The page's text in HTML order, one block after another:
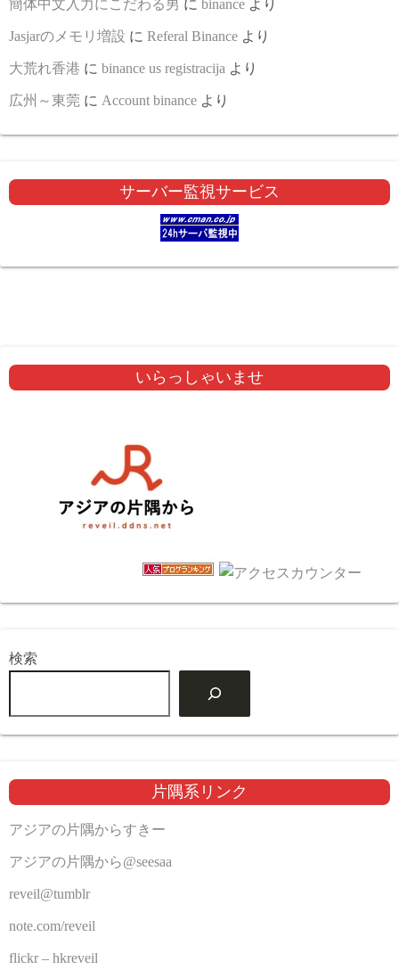
簡体中文入力にこだわる男 に binance より
Jasjarのメモリ増設 に Referal Binance より
大荒れ香港 に binance us registracija より
広州～東莞 に Account binance より
サーバー監視サービス
いらっしゃいませ
検索
片隅系リンク
アジアの片隅からすきー
アジアの片隅から@seesaa
reveil@tumblr
note.com/reveil
flickr – hkreveil